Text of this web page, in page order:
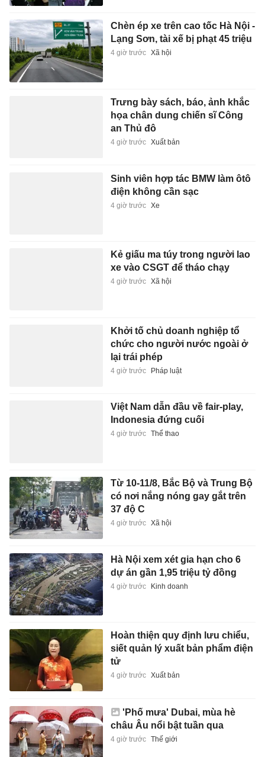
Chèn ép xe trên cao tốc Hà Nội -
Lạng Sơn, tài xế bị phạt 45 triệu
4 giờ trước Xã hội
Trưng bày sách, báo, ảnh khắc
họa chân dung chiến sĩ Công
an Thủ đô
4 giờ trước Xuất bản
Sinh viên hợp tác BMW làm ôtô
điện không cần sạc
4 giờ trước Xe
Kẻ giấu ma túy trong người lao
xe vào CSGT để tháo chạy
4 giờ trước Xã hội
Khởi tố chủ doanh nghiệp tổ
chức cho người nước ngoài ở
lại trái phép
4 giờ trước Pháp luật
Việt Nam dẫn đầu về fair-play,
Indonesia đứng cuối
4 giờ trước Thể thao
Từ 10-11/8, Bắc Bộ và Trung Bộ
có nơi nắng nóng gay gắt trên
37 độ C
4 giờ trước Xã hội
Hà Nội xem xét gia hạn cho 6
dự án gần 1,95 triệu tỷ đồng
4 giờ trước Kinh doanh
Hoàn thiện quy định lưu chiểu,
siết quản lý xuất bản phẩm điện
tử
4 giờ trước Xuất bản
'Phố mưa' Dubai, mùa hè
châu Âu nổi bật tuần qua
4 giờ trước Thế giới